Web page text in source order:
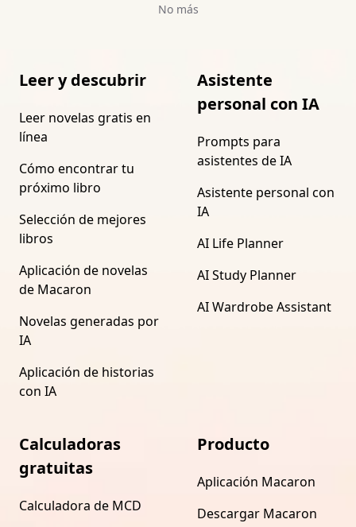
No más
Leer y descubrir
Leer novelas gratis en
línea
Cómo encontrar tu
próximo libro
Selección de mejores
libros
Aplicación de novelas
de Macaron
Novelas generadas por
IA
Aplicación de historias
con IA
Asistente
personal con IA
Prompts para
asistentes de IA
Asistente personal con
IA
AI Life Planner
AI Study Planner
AI Wardrobe Assistant
Calculadoras
gratuitas
Calculadora de MCD
Producto
Aplicación Macaron
Descargar Macaron